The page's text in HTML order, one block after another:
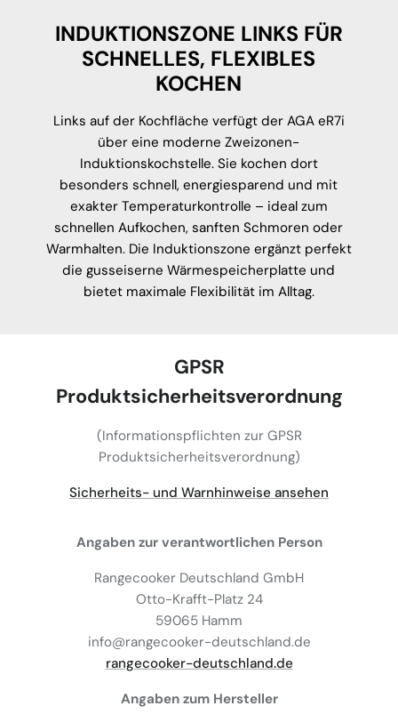
INDUKTIONSZONE LINKS FÜR
SCHNELLES, FLEXIBLES
KOCHEN
Links auf der Kochfläche verfügt der AGA eR7i
über eine moderne Zweizonen-
Induktionskochstelle. Sie kochen dort
besonders schnell, energiesparend und mit
exakter Temperaturkontrolle – ideal zum
schnellen Aufkochen, sanften Schmoren oder
Warmhalten. Die Induktionszone ergänzt perfekt
die gusseiserne Wärmespeicherplatte und
bietet maximale Flexibilität im Alltag.
GPSR
Produktsicherheitsverordnung
(Informationspflichten zur GPSR
Produktsicherheitsverordnung)
Sicherheits- und Warnhinweise ansehen
Angaben zur verantwortlichen Person
Rangecooker Deutschland GmbH
Otto-Krafft-Platz 24
59065 Hamm
info@rangecooker-deutschland.de
rangecooker-deutschland.de
Angaben zum Hersteller